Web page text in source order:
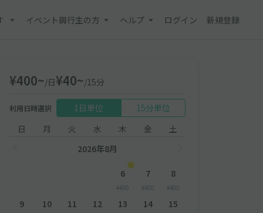
イベント興行主の方 ヘルプ ログイン 新規登録
¥400~/日¥40~/15分
利用日時選択 1日単位
15分単位
日
月 火 水 木 金
土
2026年8月
6
¥400
7
¥400
8
¥400
9 10 11 12 13 14 15